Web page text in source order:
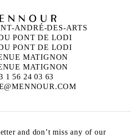
ANDRÉ-DES-ARTS
PONT DE LODI
PONT DE LODI
MATIGNON
MATIGNON
1 56 24 03 63
and don’t miss any of our